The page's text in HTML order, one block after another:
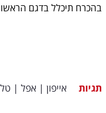
בהכרח תיכלל בדגם
תגיות אייפון | אפל |